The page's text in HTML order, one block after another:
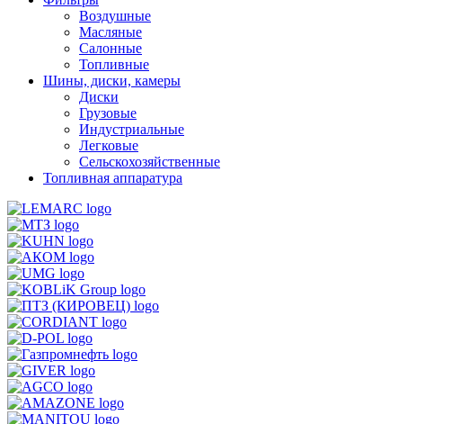
Воздушные
Масляные
Салонные
Топливные
Шины, диски, камеры
Диски
Грузовые
Индустриальные
Легковые
Сельскохозяйственные
Топливная аппаратура